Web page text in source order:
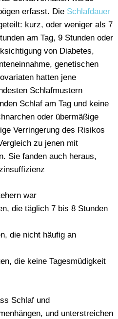
erfasst. Die Schlafdauer
kurz, oder weniger als 7
am Tag, 9 Stunden oder
von Diabetes,
genetischen
hatten jene
Schlafmustern
Schlaf am Tag und keine
oder übermäßige
Verringerung des Risikos
zu jenen mit
Sie fanden auch heraus,
war
die täglich 7 bis 8 Stunden
die nicht häufig an
die keine Tagesmüdigkeit
Schlaf und
und unterstreichen